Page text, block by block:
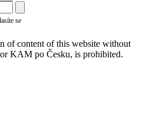
se
of content of this website without
KAM po Česku, is prohibited.